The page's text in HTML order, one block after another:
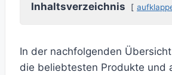
Inhaltsverzeichnis
In der nachfolgenden
die beliebtesten Produkte und